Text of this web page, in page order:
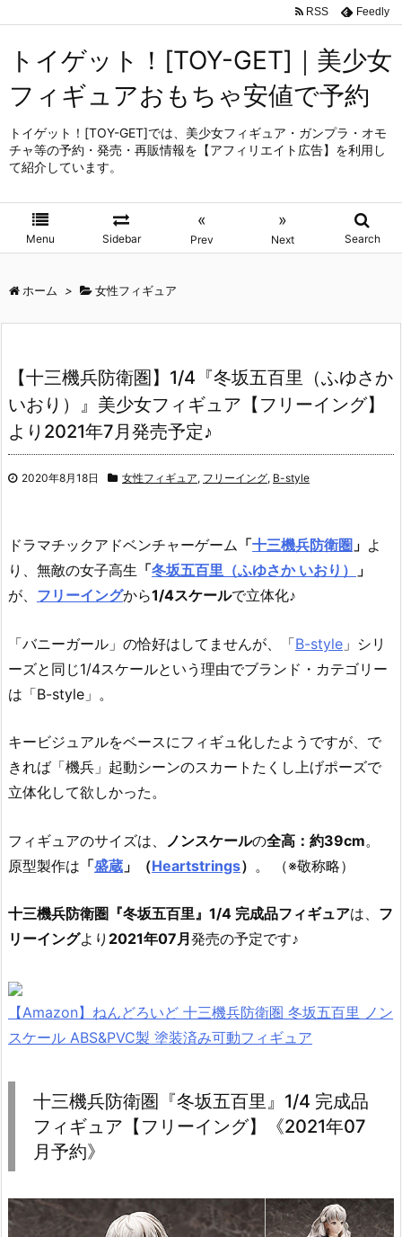
トイゲット！[TOY-GET]｜美少女
フィギュアおもちゃ安値で予約
トイゲット！[TOY-GET]では、美少女フィギュア・ガンプラ・オモ
チャ等の予約・発売・再販情報を【アフィリエイト広告】を利用し
て紹介しています。
Menu Sidebar
«
Prev
»
Next Search
RSS Feedly
ホーム > 女性フィギュア
【十三機兵防衛圏】1/4『冬坂五百里（ふゆさか
いおり）』美少女フィギュア【フリーイング】
より2021年7月発売予定♪
2020年8月18日 女性フィギュア, フリーイング, B-style
ドラマチックアドベンチャーゲーム 「十三機兵防衛圏 」 よ
り、 無敵の女子高生 「冬坂五百里（ふゆさか いおり）
」
が、 フリーイングから1/4スケールで立体化♪
「バニーガール」の恰好はしてませんが、「B-style 」シリ
ーズと同じ1/4スケールという理由でブランド・カテゴリー
は「B-style」。
キービジュアルをベースにフィギュ化したようですが、で
きれば「機兵」起動シーンのスカートたくし上げポーズで
立体化して欲しかった。
フィギュアのサイズは、 ノンスケールの全高：約39cm。
原型製作は 「盛蔵 」（Heartstrings） 。 （※敬称略）
十三機兵防衛圏『冬坂五百里』1/4 完成品フィギュアは、 フ
リーイングより 2021年07月 発売の予定です♪
【Amazon】ねんどろいど 十三機兵防衛圏 冬坂五百里 ノン
スケール ABS&PVC製 塗装済み可動フィギュア
十三機兵防衛圏『冬坂五百里』1/4 完成品
フィギュア【フリーイング】《2021年07
月予約》